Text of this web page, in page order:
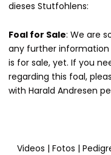
dieses Stutfohlens:
Foal for Sale: We are
any further information
is for sale, yet. If you
regarding this foal,
with Harald Andresen
Videos | Fotos |